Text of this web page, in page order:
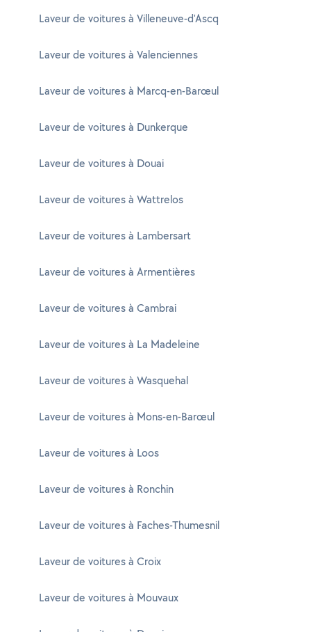
Laveur de voitures à Villeneuve-d'Ascq
Laveur de voitures à Valenciennes
Laveur de voitures à Marcq-en-Barœul
Laveur de voitures à Dunkerque
Laveur de voitures à Douai
Laveur de voitures à Wattrelos
Laveur de voitures à Lambersart
Laveur de voitures à Armentières
Laveur de voitures à Cambrai
Laveur de voitures à La Madeleine
Laveur de voitures à Wasquehal
Laveur de voitures à Mons-en-Barœul
Laveur de voitures à Loos
Laveur de voitures à Ronchin
Laveur de voitures à Faches-Thumesnil
Laveur de voitures à Croix
Laveur de voitures à Mouvaux